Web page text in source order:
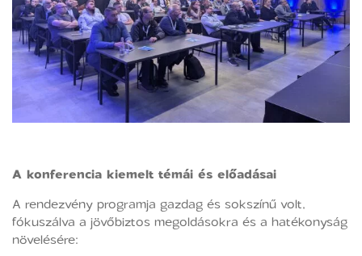
A konferencia kiemelt témái és előadásai
A rendezvény programja gazdag és sokszínű volt,
fókuszálva a jövőbiztos megoldásokra és a hatékonyság
növelésére: